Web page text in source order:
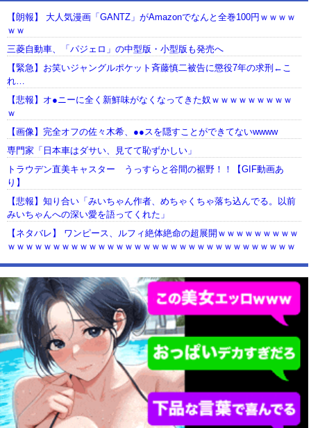
【朗報】 大人気漫画「GANTZ」がAmazonでなんと全巻100円ｗｗｗｗ
ｗｗ
三菱自動車、「パジェロ」の中型版・小型版も発売へ
【緊急】お笑いジャングルポケット斉藤慎二被告に懲役7年の求刑←こ
れ…
【悲報】オ●ニーに全く新鮮味がなくなってきた奴ｗｗｗｗｗｗｗｗｗ
ｗ
【画像】完全オフの佐々木希、●●スを隠すことができてないwwww
専門家「日本車はダサい、見てて恥ずかしい」
トラウデン直美キャスター うっすらと谷間の裾野！！【GIF動画あ
り】
【悲報】知り合い「みいちゃん作者、めちゃくちゃ落ち込んでる。以前
みいちゃんへの深い愛を語ってくれた」
【ネタバレ】 ワンピース、ルフィ絶体絶命の超展開ｗｗｗｗｗｗｗｗｗ
ｗｗｗｗｗｗｗｗｗｗｗｗｗｗｗｗｗｗｗｗｗｗｗｗｗｗｗｗｗｗｗｗ
【動画】USJの禁止エリアに子どもたちが続々乱入 → スタッフが注意し
ても止まらない事態に
Powered by livedoor 相互RSS